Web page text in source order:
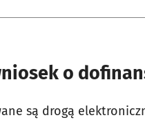
o
są drogą